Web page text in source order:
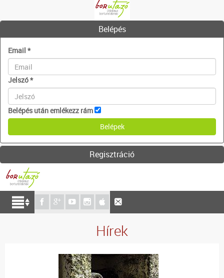
Belépés
Email *
Jelszó*
Belépés után emlékezz rám
Regisztráció
Hírek